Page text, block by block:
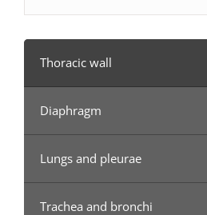
Thoracic wall
Diaphragm
Lungs and pleurae
Trachea and bronchi